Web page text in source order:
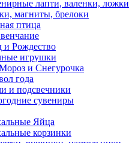
лапти, валенки, ложки
магниты, брелоки
птица
Рождество
игрушки
и Снегурочка
года
и подсвечники
сувениры
Яйца
корзинки